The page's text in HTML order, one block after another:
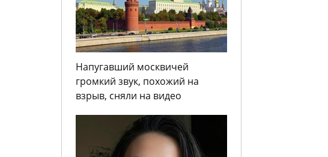
Напугавший москвичей
громкий звук, похожий на
взрыв, сняли на видео